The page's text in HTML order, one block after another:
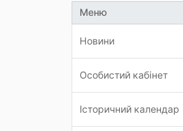
Меню
Новини
Особистий кабінет
Історичний календар